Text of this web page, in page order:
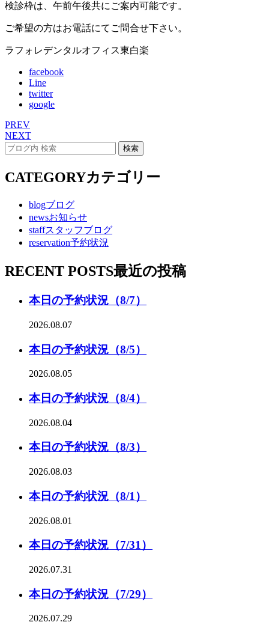
検診枠は、午前午後共にご案内可能です。
ご希望の方はお電話にてご問合せ下さい。
ラフォレデンタルオフィス東白楽
facebook
Line
twitter
google
PREV
NEXT
CATEGORYカテゴリー
blogブログ
newsお知らせ
staffスタッフブログ
reservation予約状況
RECENT POSTS最近の投稿
本日の予約状況（8/7）
2026.08.07
本日の予約状況（8/5）
2026.08.05
本日の予約状況（8/4）
2026.08.04
本日の予約状況（8/3）
2026.08.03
本日の予約状況（8/1）
2026.08.01
本日の予約状況（7/31）
2026.07.31
本日の予約状況（7/29）
2026.07.29